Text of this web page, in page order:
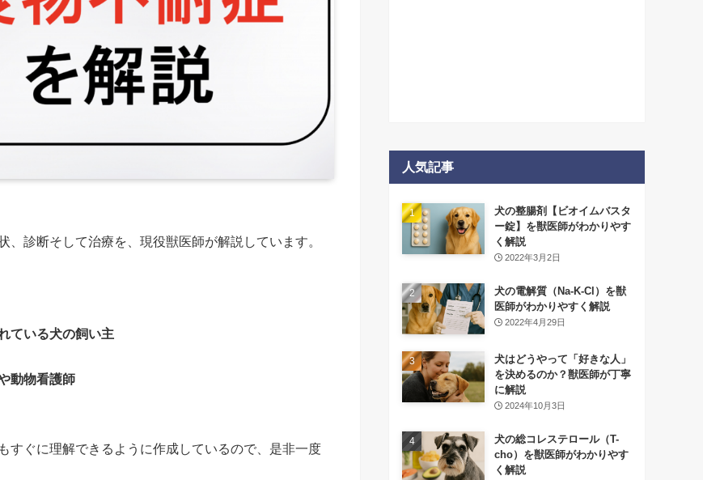
診断そして治療を、現役獣医師が解説しています。
ている犬の飼い主
動物看護師
すぐに理解できるように作成しているので、是非一度
人気記事
犬の整腸剤【ビオイムバスタ
ー錠】を獣医師がわかりやす
く解説
2022年3月2日
犬の電解質（Na-K-Cl）を獣
医師がわかりやすく解説
2022年4月29日
犬はどうやって「好きな人」
を決めるのか？獣医師が丁寧
に解説
2024年10月3日
犬の総コレステロール（T-
cho）を獣医師がわかりやす
く解説